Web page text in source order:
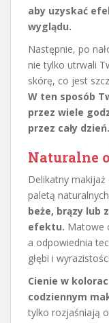
aby uzyskać
wyglądu.
Następnie, po
nie tylko utrwali
skórę, co jest
W ten sposób
przez wiele
przez cały dzień.
Naturalne
Delikatny
paletą
beże, brązy lub
efektu. Matowe
a odpowiednia
głębi i
Cienie w
codziennym
tylko rozjaśniają